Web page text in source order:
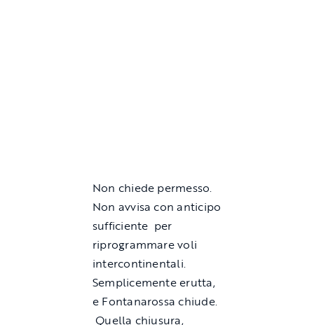
Non chiede permesso.
Non avvisa con anticipo
sufficiente per
riprogrammare voli
intercontinentali.
Semplicemente erutta,
e Fontanarossa chiude.
Quella chiusura,